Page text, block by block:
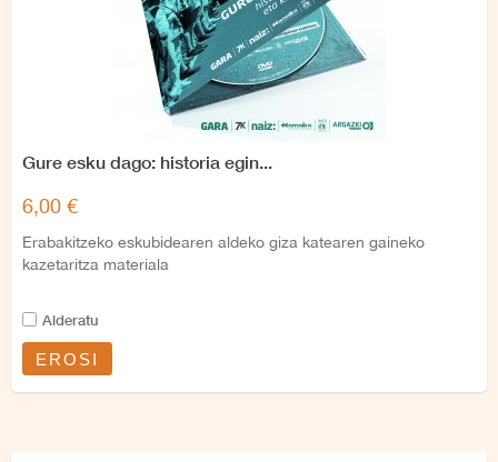
Gure esku dago: historia egin...
6,00 €
Erabakitzeko eskubidearen aldeko giza katearen gaineko
kazetaritza materiala
Alderatu
EROSI